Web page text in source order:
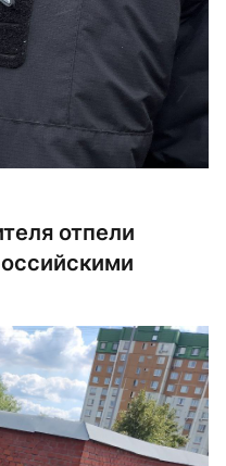
отпели